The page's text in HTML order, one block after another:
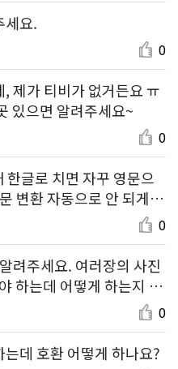
세요.
0
제가 티비가 없거든요 ㅠ
있으면 알려주세요~
0
글로 치면 자꾸 영문으
변환 자동으로 안 되게
0
려주세요. 여러장의 사진
하는데 어떻게 하는지 모
0
데 호환 어떻게 하나요?